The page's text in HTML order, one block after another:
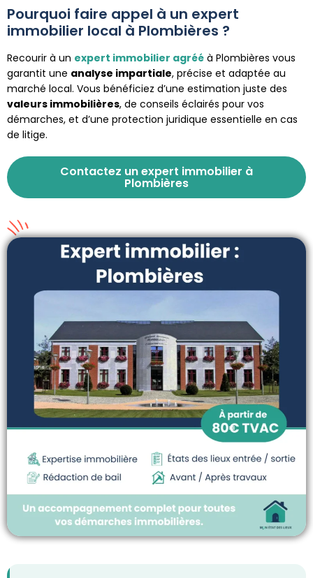
Pourquoi faire appel à un expert
immobilier local à Plombières ?
Recourir à un expert immobilier agréé à Plombières vous
garantit une analyse impartiale, précise et adaptée au
marché local. Vous bénéficiez d’une estimation juste des
valeurs immobilières, de conseils éclairés pour vos
démarches, et d’une protection juridique essentielle en cas
de litige.
Contactez un expert immobilier à
Plombières